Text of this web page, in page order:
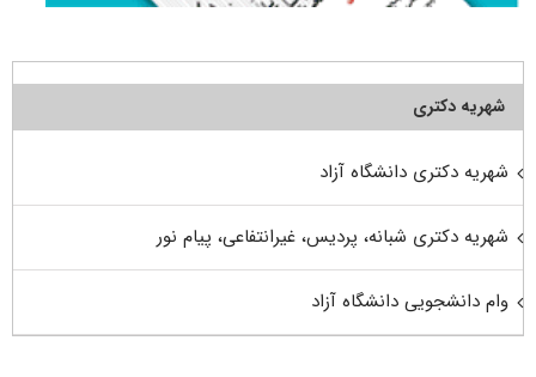
شهریه دکتری
شهریه دکتری دانشگاه آزاد
شهریه دکتری شبانه، پردیس، غیرانتفاعی، پیام نور
وام دانشجویی دانشگاه آزاد